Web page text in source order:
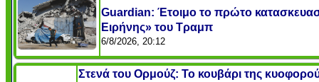
Guardian: Έτοιμο το πρώτο
Ειρήνης» του Τραμπ
6/8/2026, 20:12
Στενά του Ορμούζ: Το κουβάρι της